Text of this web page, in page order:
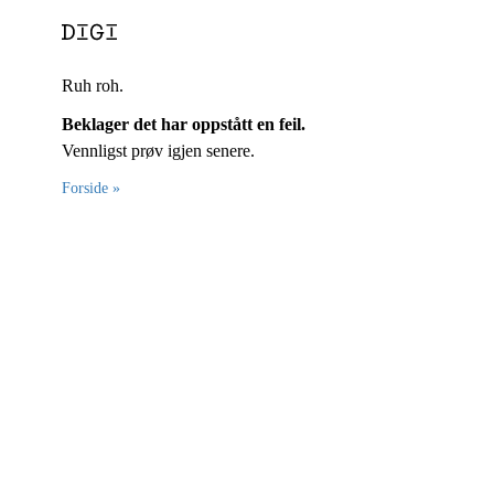
Ruh roh.
Beklager det har oppstått en feil.
Vennligst prøv igjen senere.
Forside »